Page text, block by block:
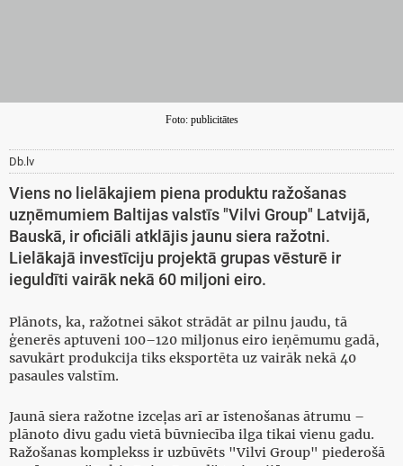
Foto: publicitātes
Db.lv
Viens no lielākajiem piena produktu ražošanas
uzņēmumiem Baltijas valstīs "Vilvi Group" Latvijā,
Bauskā, ir oficiāli atklājis jaunu siera ražotni.
Lielākajā investīciju projektā grupas vēsturē ir
ieguldīti vairāk nekā 60 miljoni eiro.
Plānots, ka, ražotnei sākot strādāt ar pilnu jaudu, tā
ģenerēs aptuveni 100–120 miljonus eiro ieņēmumu gadā,
savukārt produkcija tiks eksportēta uz vairāk nekā 40
pasaules valstīm.
Jaunā siera ražotne izceļas arī ar īstenošanas ātrumu –
plānoto divu gadu vietā būvniecība ilga tikai vienu gadu.
Ražošanas komplekss ir uzbūvēts "Vilvi Group" piederošā